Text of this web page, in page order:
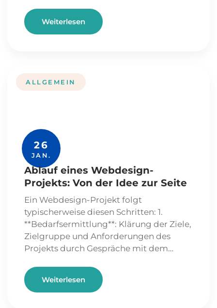
Weiterlesen
26
JAN.
ALLGEMEIN
Ablauf eines Webdesign-
Projekts: Von der Idee zur Seite
Ein Webdesign-Projekt folgt
typischerweise diesen Schritten: 1.
**Bedarfsermittlung**: Klärung der Ziele,
Zielgruppe und Anforderungen des
Projekts durch Gespräche mit dem…
Weiterlesen